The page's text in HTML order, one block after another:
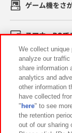
ゲーム機をさ
スマホ・PCで
イベント・キ
関連会社
プライバシーポリ
We collect
analyze our
share information
analytics and
other information
have collected
" here" to see
the retention
out of our sharing